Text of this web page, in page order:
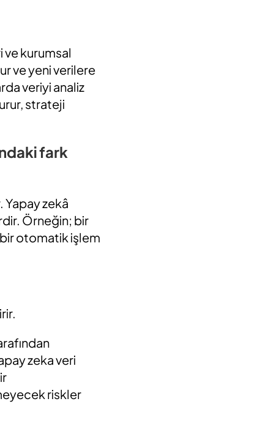
kurumsal
ve yeni verilere
veriyi analiz
strateji
fark
Yapay zekâ
Örneğin; bir
otomatik işlem
zeka veri
riskler